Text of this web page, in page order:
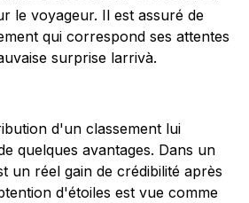
le voyageur. Il est assuré de
qui correspond ses attentes
surprise larrivà.
d'un classement lui
quelques avantages. Dans un
un réel gain de crédibilité après
d'étoiles est vue comme